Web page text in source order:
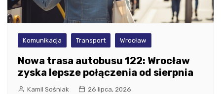
Komunikacja Transport Wrocław
Nowa trasa autobusu 122: Wrocław
zyska lepsze połączenia od sierpnia
Kamil Sośniak 26 lipca, 2026